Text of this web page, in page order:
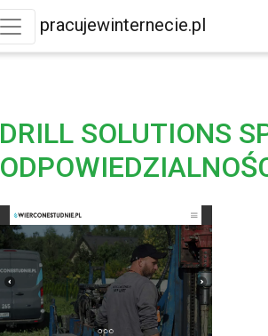
pracujewinternecie.pl
DRILL SOLUTIONS